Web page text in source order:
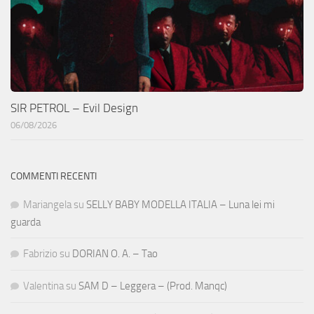
SIR PETROL – Evil Design
06/08/2026
COMMENTI RECENTI
Mariangela su SELLY BABY MODELLA ITALIA – Luna lei mi
guarda
Fabrizio su DORIAN O. A. – Tao
Valentina su SAM D – Leggera – (Prod. Manqc)